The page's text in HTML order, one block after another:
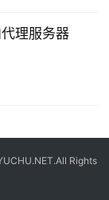
理服务器
Rights